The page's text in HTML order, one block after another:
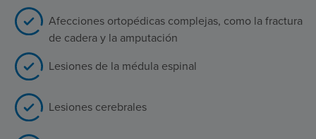
Afecciones ortopédicas complejas, como la fractura
de cadera y la amputación
Lesiones de la médula espinal
Lesiones cerebrales